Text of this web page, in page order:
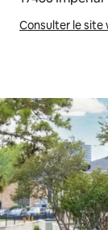
Consulter le site